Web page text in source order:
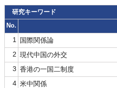
研究キーワード
No.
1
国際関係論
2 現代中国の外交
3 香港の一国二制度
4 米中関係